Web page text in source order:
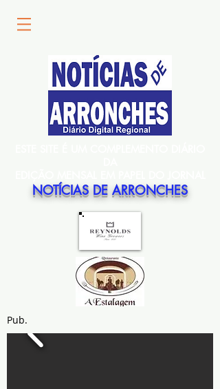
NOTÍCIAS DE ARRONCHES
Pub.